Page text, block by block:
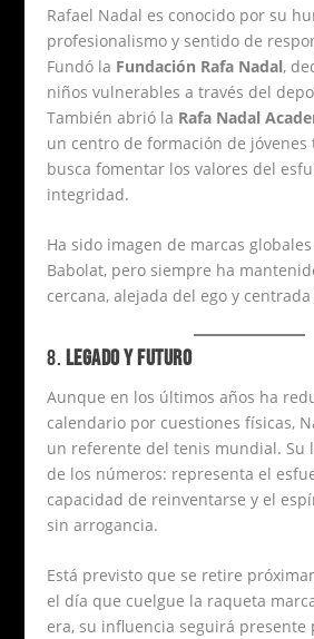
Rafael Nadal es conocido por su
profesionalismo y sentido de
Fundó la Fundación Rafa Nadal,
niños vulnerables a través del
También abrió la Rafa Nadal
un centro de formación de jóvenes
busca fomentar los valores del
integridad.
Ha sido imagen de marcas
Babolat, pero siempre ha
cercana, alejada del ego y
8. LEGADO Y FUTURO
Aunque en los últimos años ha
calendario por cuestiones físicas,
un referente del tenis mundial. Su
de los números: representa el
capacidad de reinventarse y el
sin arrogancia.
Está previsto que se retire
el día que cuelgue la raqueta
era, su influencia seguirá presente